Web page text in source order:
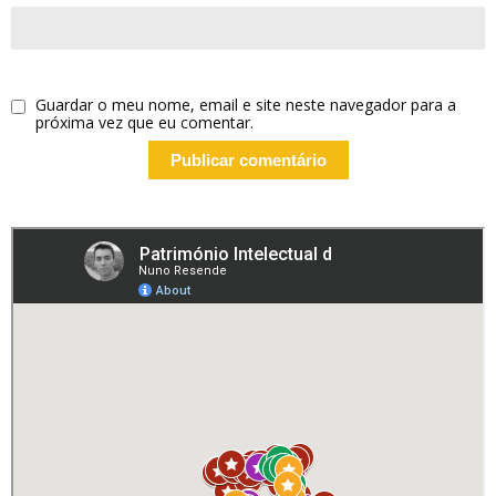
Guardar o meu nome, email e site neste navegador para a
próxima vez que eu comentar.